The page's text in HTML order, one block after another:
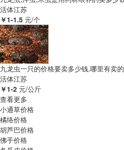
活体江苏
￥1-1.5 元/个
九龙虫一只的价格要卖多少钱,哪里有卖
活体江苏
￥1-2 元/公斤
查看更多
小通草价格
橘络价格
胡芦巴价格
佛手价格